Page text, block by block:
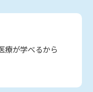
療が学べるから